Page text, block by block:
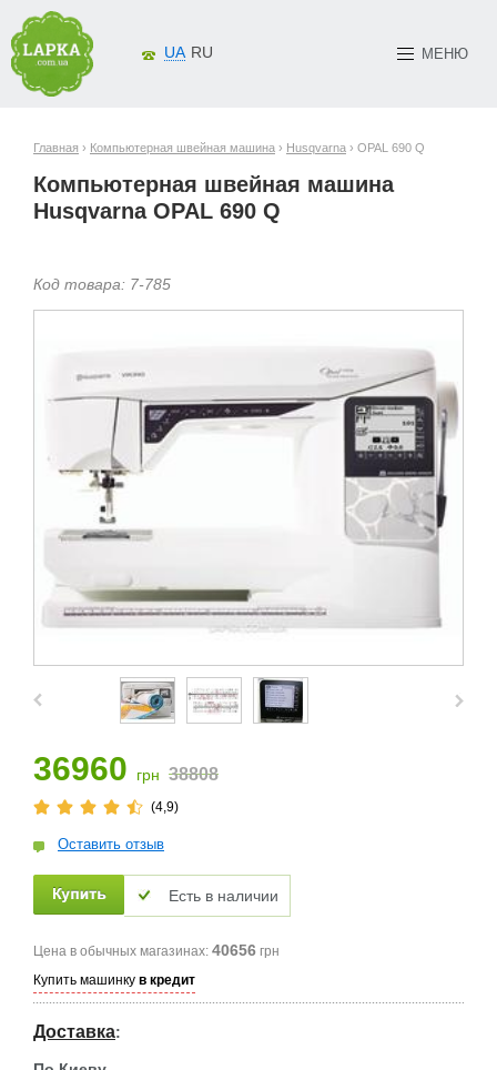
МЕНЮ
UA RU
Главная › Компьютерная швейная машина › Husqvarna › OPAL 690 Q
Компьютерная швейная машина
Husqvarna OPAL 690 Q
Код товара: 7-785
36960 грн 38808
(4,9)
Оставить отзыв
Есть в наличии
Цена в обычных магазинах: 40656 грн
Купить машинку в кредит
Доставка: